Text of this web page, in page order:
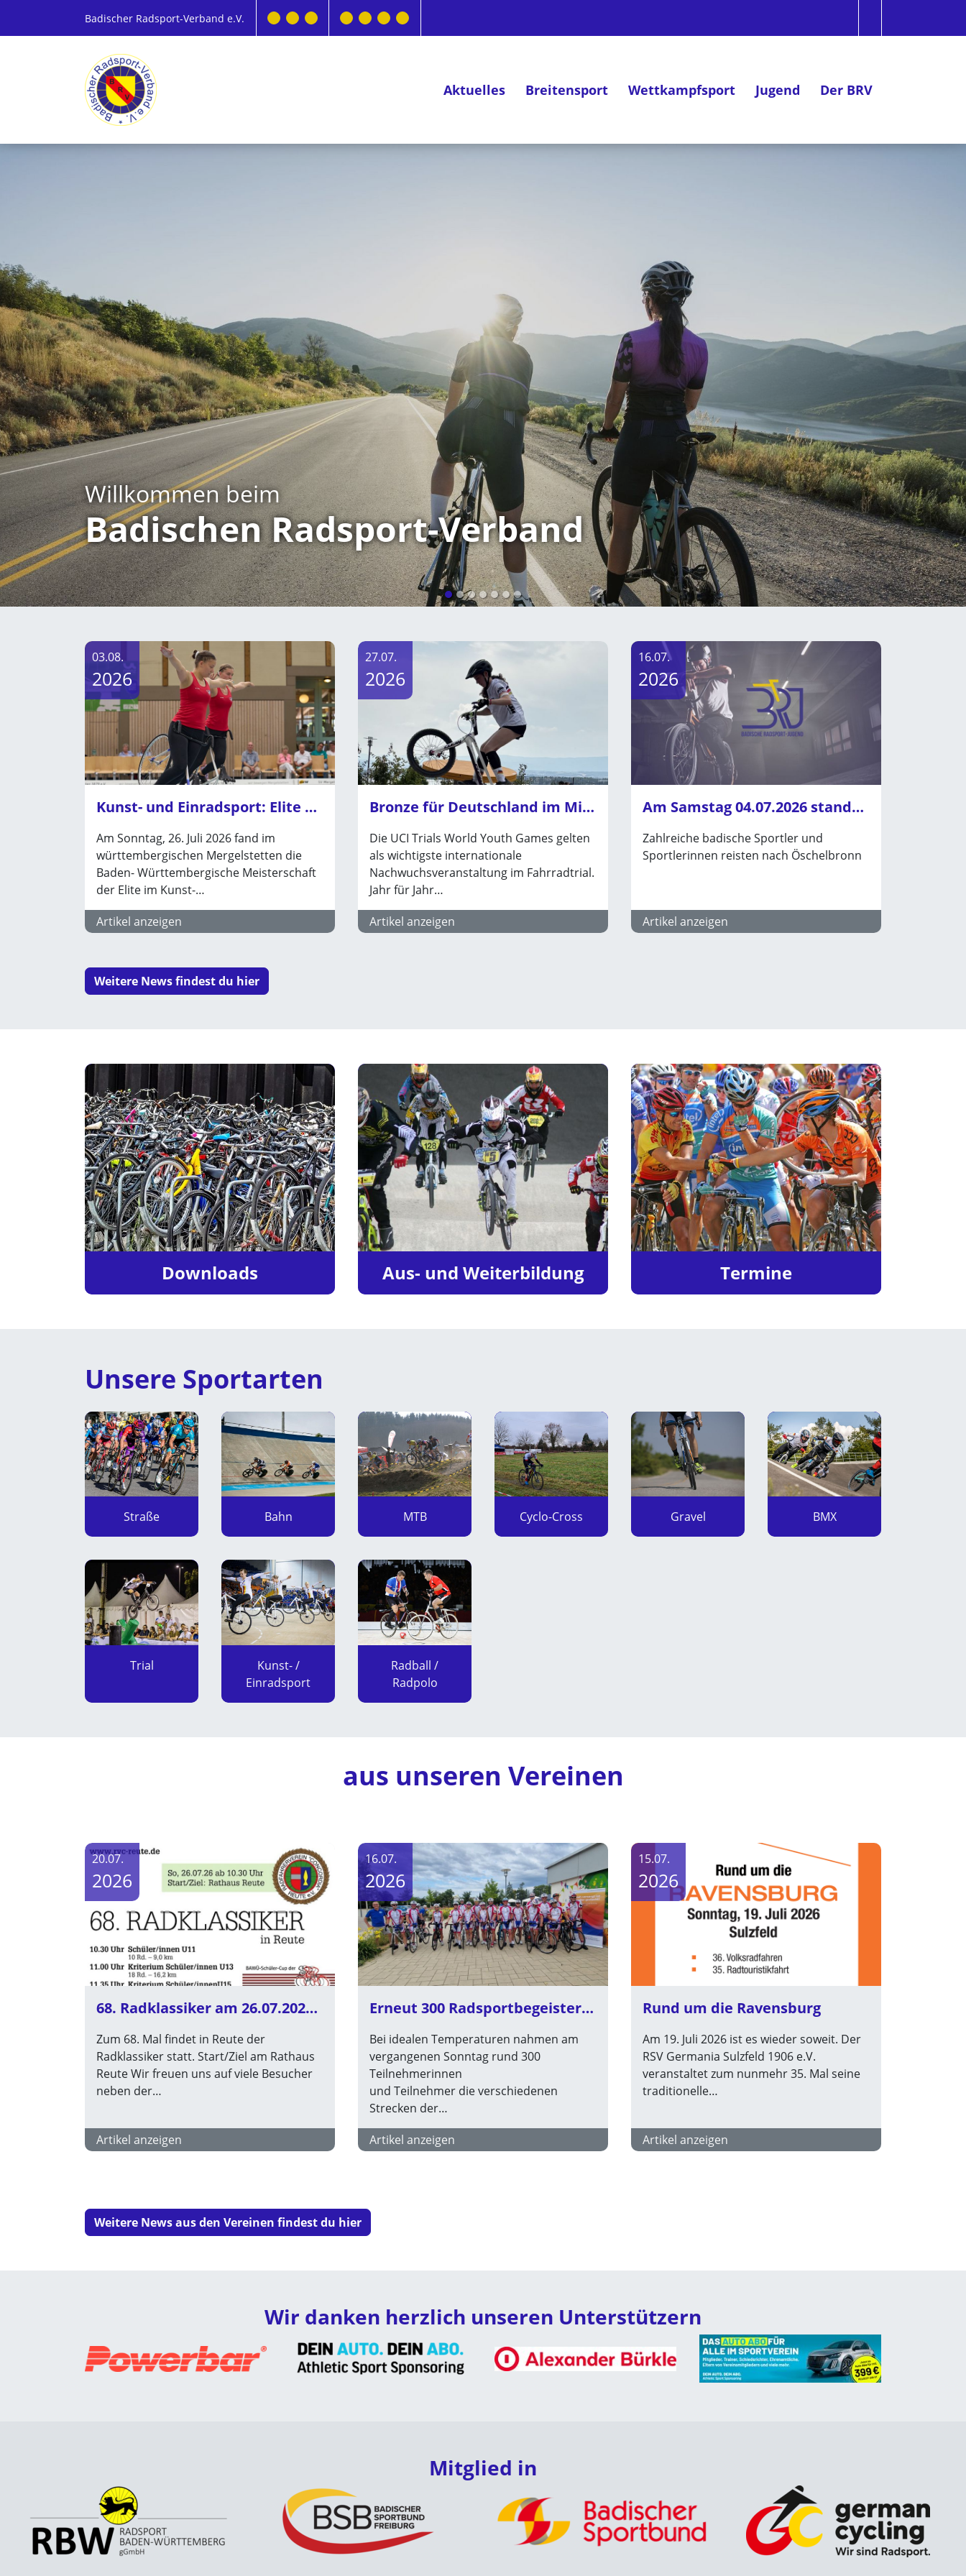
Badischer Radsport-Verband e.V.
Aktuelles Breitensport Wettkampfsport Jugend Der BRV
Willkommen beim
Badischen Radsport-Verband
03.08.
2026
Kunst- und Einradsport: Elite startet in Saison 2026
Am Sonntag, 26. Juli 2026 fand im
württembergischen Mergelstetten die
Baden- Württembergische Meisterschaft
der Elite im Kunst-…
Artikel anzeigen
27.07.
2026
Bronze für Deutschland im Mixed-Team – starke Leistungen bei den UCI Trials World Youth Games in…
Die UCI Trials World Youth Games gelten
als wichtigste internationale
Nachwuchsveranstaltung im Fahrradtrial.
Jahr für Jahr…
Artikel anzeigen
16.07.
2026
Am Samstag 04.07.2026 standen die Landesmeisterschaften Bahn Ausdauer in Öschelbronn an
Zahlreiche badische Sportler und
Sportlerinnen reisten nach Öschelbronn
Artikel anzeigen
Weitere News findest du hier
Downloads Aus- und Weiterbildung Termine
Unsere Sportarten
Straße Bahn MTB Cyclo-Cross Gravel BMX
Trial
Kunst- /
Einradsport
Radball /
Radpolo
aus unseren Vereinen
20.07.
2026
68. Radklassiker am 26.07.2026 in Reute
Zum 68. Mal findet in Reute der
Radklassiker statt. Start/Ziel am Rathaus
Reute Wir freuen uns auf viele Besucher
neben der…
Artikel anzeigen
16.07.
2026
Erneut 300 Radsportbegeisterte bei der „Schwetzinger Höllgrund-Tour“
Bei idealen Temperaturen nahmen am
vergangenen Sonntag rund 300
Teilnehmerinnen
und Teilnehmer die verschiedenen
Strecken der…
Artikel anzeigen
15.07.
2026
Rund um die Ravensburg
Am 19. Juli 2026 ist es wieder soweit. Der
RSV Germania Sulzfeld 1906 e.V.
veranstaltet zum nunmehr 35. Mal seine
traditionelle…
Artikel anzeigen
Weitere News aus den Vereinen findest du hier
Wir danken herzlich unseren Unterstützern
Mitglied in